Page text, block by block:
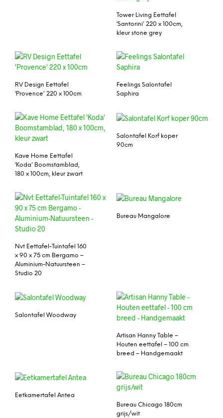
Tower Living Eettafel
‘Santorini’ 220 x 100cm,
kleur stone grey
RV Design Eettafel
‘Provence’ 220 x 100cm
Feelings Salontafel
Saphira
Kave Home Eettafel
‘Koda’ Boomstamblad,
180 x 100cm, kleur zwart
Salontafel Korf koper
90cm
Nvt Eettafel-Tuintafel 160
x 90 x 75 cm Bergamo –
Aluminium-Natuursteen –
Studio 20
Bureau Mangalore
Salontafel Woodway
Artisan Hanny Table –
Houten eettafel – 100 cm
breed – Handgemaakt
Eetkamertafel Antea
Bureau Chicago 180cm
grijs/wit